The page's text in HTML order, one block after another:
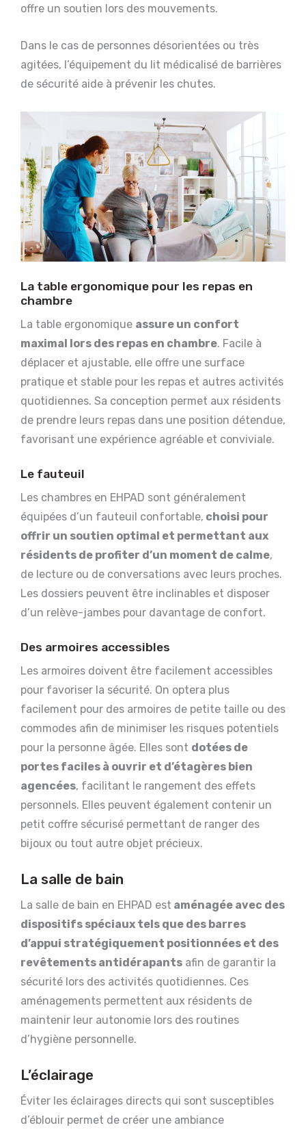
offre un soutien lors des mouvements.
Dans le cas de personnes désorientées ou très
agitées, l’équipement du lit médicalisé de barrières
de sécurité aide à prévenir les chutes.
La table ergonomique pour les repas en
chambre
La table ergonomique assure un confort
maximal lors des repas en chambre. Facile à
déplacer et ajustable, elle offre une surface
pratique et stable pour les repas et autres activités
quotidiennes. Sa conception permet aux résidents
de prendre leurs repas dans une position détendue,
favorisant une expérience agréable et conviviale.
Le fauteuil
Les chambres en EHPAD sont généralement
équipées d’un fauteuil confortable, choisi pour
offrir un soutien optimal et permettant aux
résidents de profiter d’un moment de calme,
de lecture ou de conversations avec leurs proches.
Les dossiers peuvent être inclinables et disposer
d’un relève-jambes pour davantage de confort.
Des armoires accessibles
Les armoires doivent être facilement accessibles
pour favoriser la sécurité. On optera plus
facilement pour des armoires de petite taille ou des
commodes afin de minimiser les risques potentiels
pour la personne âgée. Elles sont dotées de
portes faciles à ouvrir et d’étagères bien
agencées, facilitant le rangement des effets
personnels. Elles peuvent également contenir un
petit coffre sécurisé permettant de ranger des
bijoux ou tout autre objet précieux.
La salle de bain
La salle de bain en EHPAD est aménagée avec des
dispositifs spéciaux tels que des barres
d’appui stratégiquement positionnées et des
revêtements antidérapants afin de garantir la
sécurité lors des activités quotidiennes. Ces
aménagements permettent aux résidents de
maintenir leur autonomie lors des routines
d’hygiène personnelle.
L’éclairage
Éviter les éclairages directs qui sont susceptibles
d’éblouir permet de créer une ambiance